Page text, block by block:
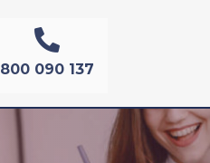
800 090 137